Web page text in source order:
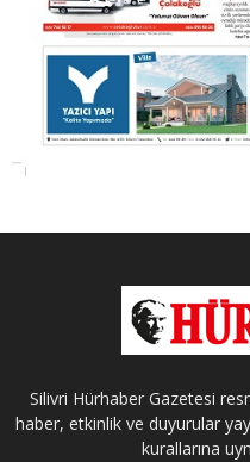
Silivri Hürhaber Gazetesi
haber, etkinlik ve duyurular
kurallarına